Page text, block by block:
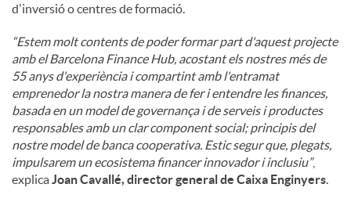
d'inversió o centres de formació.
“Estem molt contents de poder formar part d'aquest projecte
amb el Barcelona Finance Hub, acostant els nostres més de
55 anys d'experiència i compartint amb l'entramat
emprenedor la nostra manera de fer i entendre les finances,
basada en un model de governança i de serveis i productes
responsables amb un clar component social; principis del
nostre model de banca cooperativa. Estic segur que, plegats,
impulsarem un ecosistema financer innovador i inclusiu”,
explicaJoan Cavallé, director general de Caixa Enginyers.